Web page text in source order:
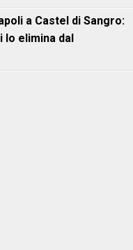
a Castel di Sangro:
lo elimina dal